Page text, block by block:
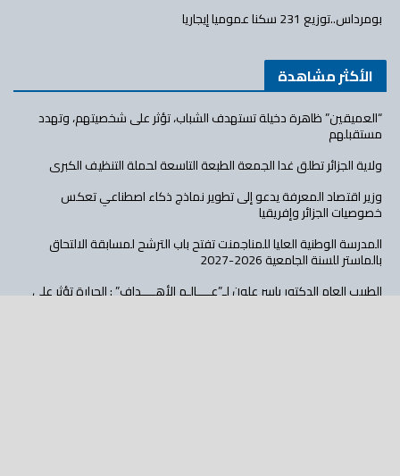
بومرداس..توزيع 231 سكنا عموميا إيجاريا
الأكثر مشاهدة
“العميقين” ظاهرة دخيلة تستهدف الشباب، تؤثر على شخصيتهم، وتهدد
مستقبلهم
ولاية الجزائر تطلق غدا الجمعة الطبعة التاسعة لحملة التنظيف الكبرى
وزير اقتصاد المعرفة يدعو إلى تطوير نماذج ذكاء اصطناعي تعكس
خصوصيات الجزائر وإفريقيا
المدرسة الوطنية العليا للمناجمنت تفتح باب الترشح لمسابقة الالتحاق
بالماستر للسنة الجامعية 2026-2027
الطبيب العام الدكتور ياسر علون لـ”عــــالـم الأهــــداف” : الحرارة تؤثر على